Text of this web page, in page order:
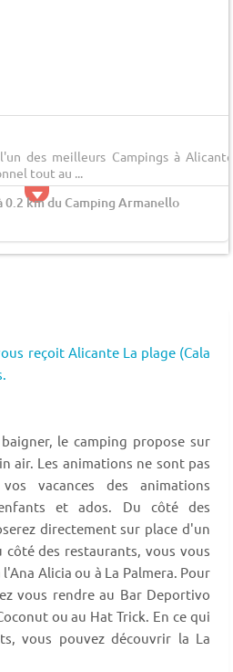
des meilleurs Campings à
tout au ...
0.2 km du Camping Armanello
reçoit Alicante La plage (Cala
le camping propose sur
air. Les animations ne sont pas
vacances des animations
et ados. Du côté des
directement sur place d'un
des restaurants, vous vous
Alicia ou à La Palmera. Pour
vous rendre au Bar Deportivo
ou au Hat Trick. En ce qui
vous pouvez découvrir la La